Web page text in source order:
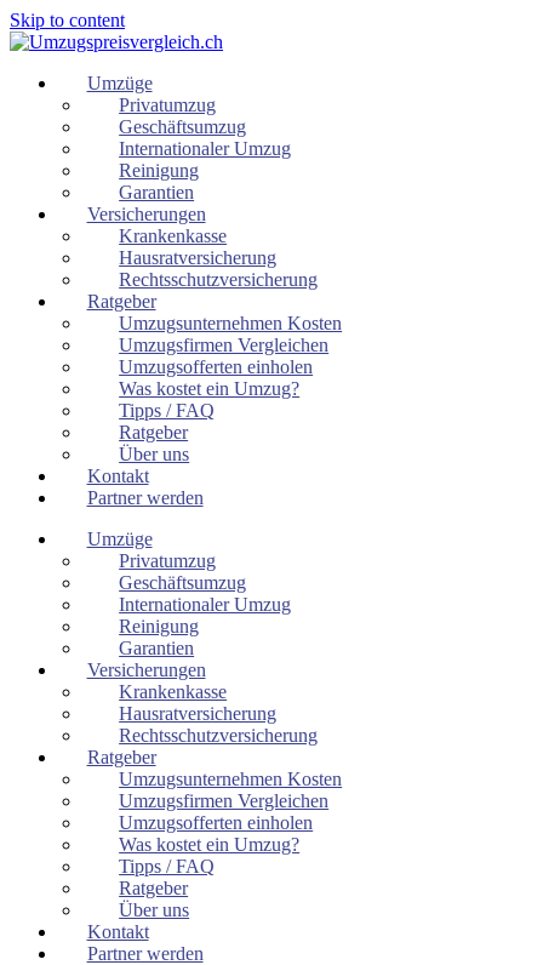
Skip to content
Umzüge
Privatumzug
Geschäftsumzug
Internationaler Umzug
Reinigung
Garantien
Versicherungen
Krankenkasse
Hausratversicherung
Rechtsschutzversicherung
Ratgeber
Umzugsunternehmen Kosten
Umzugsfirmen Vergleichen
Umzugsofferten einholen
Was kostet ein Umzug?
Tipps / FAQ
Ratgeber
Über uns
Kontakt
Partner werden
Umzüge
Privatumzug
Geschäftsumzug
Internationaler Umzug
Reinigung
Garantien
Versicherungen
Krankenkasse
Hausratversicherung
Rechtsschutzversicherung
Ratgeber
Umzugsunternehmen Kosten
Umzugsfirmen Vergleichen
Umzugsofferten einholen
Was kostet ein Umzug?
Tipps / FAQ
Ratgeber
Über uns
Kontakt
Partner werden